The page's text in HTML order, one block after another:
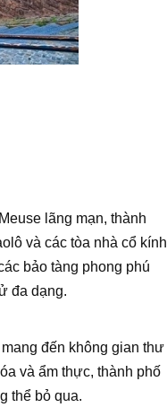
lãng mạn, thành
và các tòa nhà cổ kính
bảo tàng phong phú
đa dạng.
đến không gian thư
và ẩm thực, thành phố
thể bỏ qua.